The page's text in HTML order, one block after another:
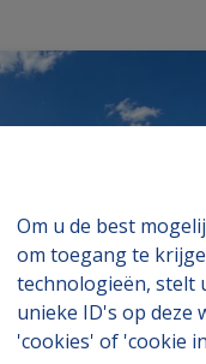
Om u de best
om toegang te
technologieën, stelt
unieke ID's op deze
'cookies' of 'cookie